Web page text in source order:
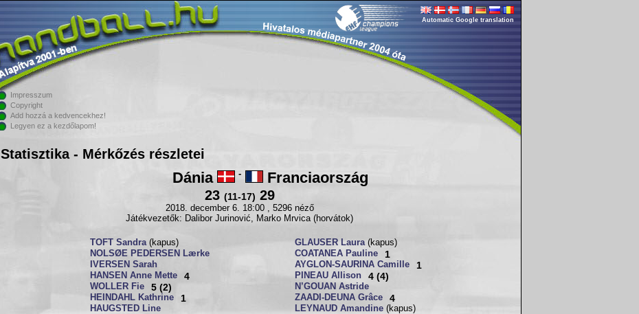
Automatic Google translation
Impresszum
Copyright
Add hozzá a kedvencekhez!
Legyen ez a kezdőlapom!
Statisztika - Mérkőzés részletei
Dánia - Franciaország
23 (11-17) 29
2018. december 6. 18:00 , 5296 néző
Játékvezetők: Dalibor Jurinović, Marko Mrvica (horvátok)
TOFT Sandra(kapus)
NOLSØE PEDERSEN Lærke
IVERSEN Sarah
HANSEN Anne Mette
4
WOLLER Fie 5 (2)
HEINDAHL Kathrine 1
HAUGSTED Line
GLAUSER Laura(kapus)
COATANEA Pauline
1
AYGLON-SAURINA Camille 1
PINEAU Allison 4 (4)
N’GOUAN Astride
ZAADI-DEUNA Grâce
4
LEYNAUD Amandine (kapus)